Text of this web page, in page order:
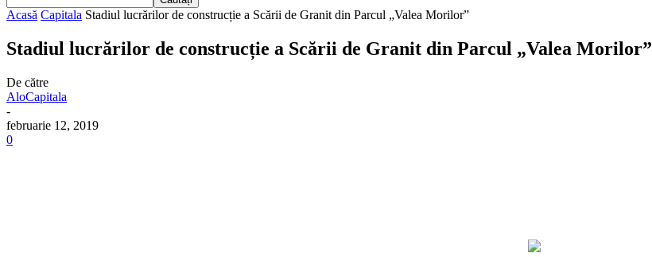
Acasă Capitala Stadiul lucrărilor de construcție a Scării de Granit din Parcul „Valea Morilor”
Stadiul lucrărilor de construcție a Scării de Granit din Parcul „Valea Morilor”
De către
AloCapitala
-
februarie 12, 2019
0